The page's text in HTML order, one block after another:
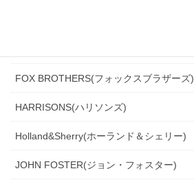
FOX BROTHERS(フォックスブラザーズ)
HARRISONS(ハリソンズ)
Holland&Sherry(ホーランド＆シェリー)
JOHN FOSTER(ジョン・フォスター)